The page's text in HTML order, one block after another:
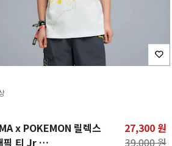
x POKEMON 릴렉스
픽 티 Jr
27,300 원
39,000 원